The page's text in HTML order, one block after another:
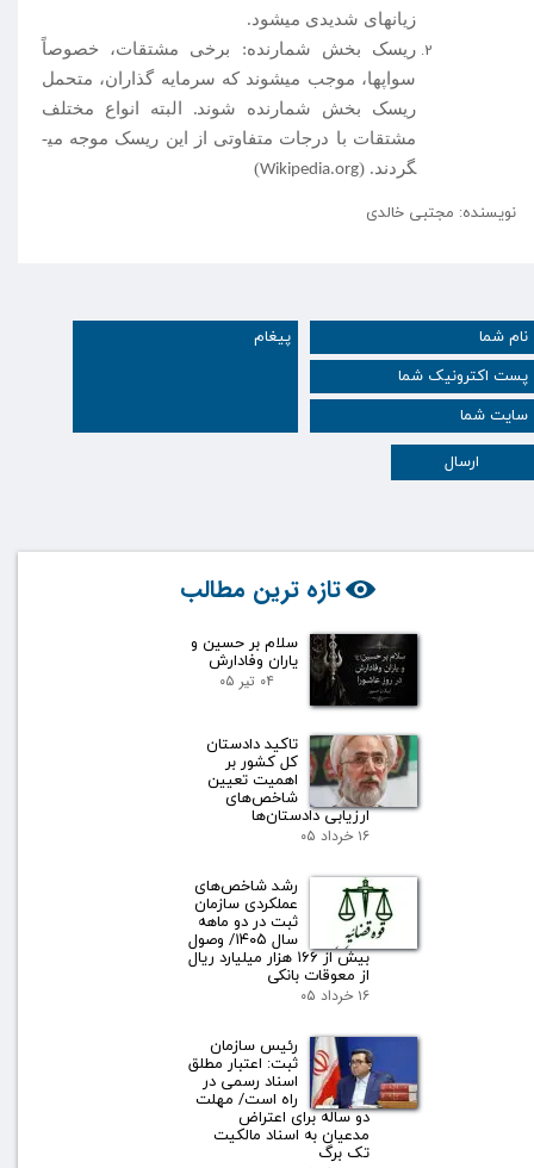
زیانهای شدیدی می­شود.
ریسک بخش شمارنده: برخی مشتقات، خصوصاً
سواپها، موجب می­شوند که سرمایه گذاران، متحمل
ریسک بخش شمارنده شوند. البته انواع مختلف
مشتقات با درجات متفاوتی از این ریسک موجه می­
گردند. (Wikipedia.org
)
نویسنده: مجتبی خالدی
ارسال
تازه ترین مطالب
سلام بر حسین و
یاران وفادارش
۰۴ تیر ۰۵
تاکید دادستان
کل کشور بر
اهمیت تعیین
شاخص‌های
ارزیابی دادستان‌ها
۱۶ خرداد ۰۵
رشد شاخص‌های
عملکردی سازمان
ثبت در دو ماهه
سال ۱۴۰۵/ وصول
بیش از ۱۶۶ هزار میلیارد ریال
از معوقات بانکی
۱۶ خرداد ۰۵
رئیس سازمان
ثبت: اعتبار مطلق
اسناد رسمی در
راه است/ مهلت
دو ساله برای اعتراض
مدعیان به اسناد مالکیت
تک برگ